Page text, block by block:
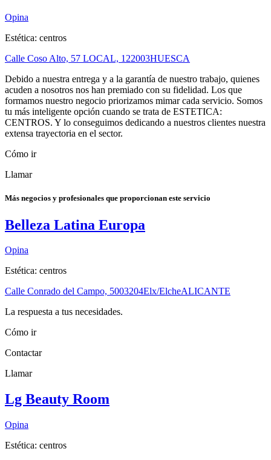
Opina
Estética: centros
Calle Coso Alto, 57 LOCAL, 1 22003HUESCA
Debido a nuestra entrega y a la garantía de nuestro trabajo, quienes
acuden a nosotros nos han premiado con su fidelidad. Los que
formamos nuestro negocio priorizamos mimar cada servicio. Somos
tu más inteligente opción cuando se trata de ESTETICA:
CENTROS. Y lo conseguimos dedicando a nuestros clientes nuestra
extensa trayectoria en el sector.
Cómo ir
Llamar
Más negocios y profesionales que proporcionan este servicio
Belleza Latina Europa
Opina
Estética: centros
Calle Conrado del Campo, 5003204Elx/ElcheALICANTE
La respuesta a tus necesidades.
Cómo ir
Contactar
Llamar
Lg Beauty Room
Opina
Estética: centros